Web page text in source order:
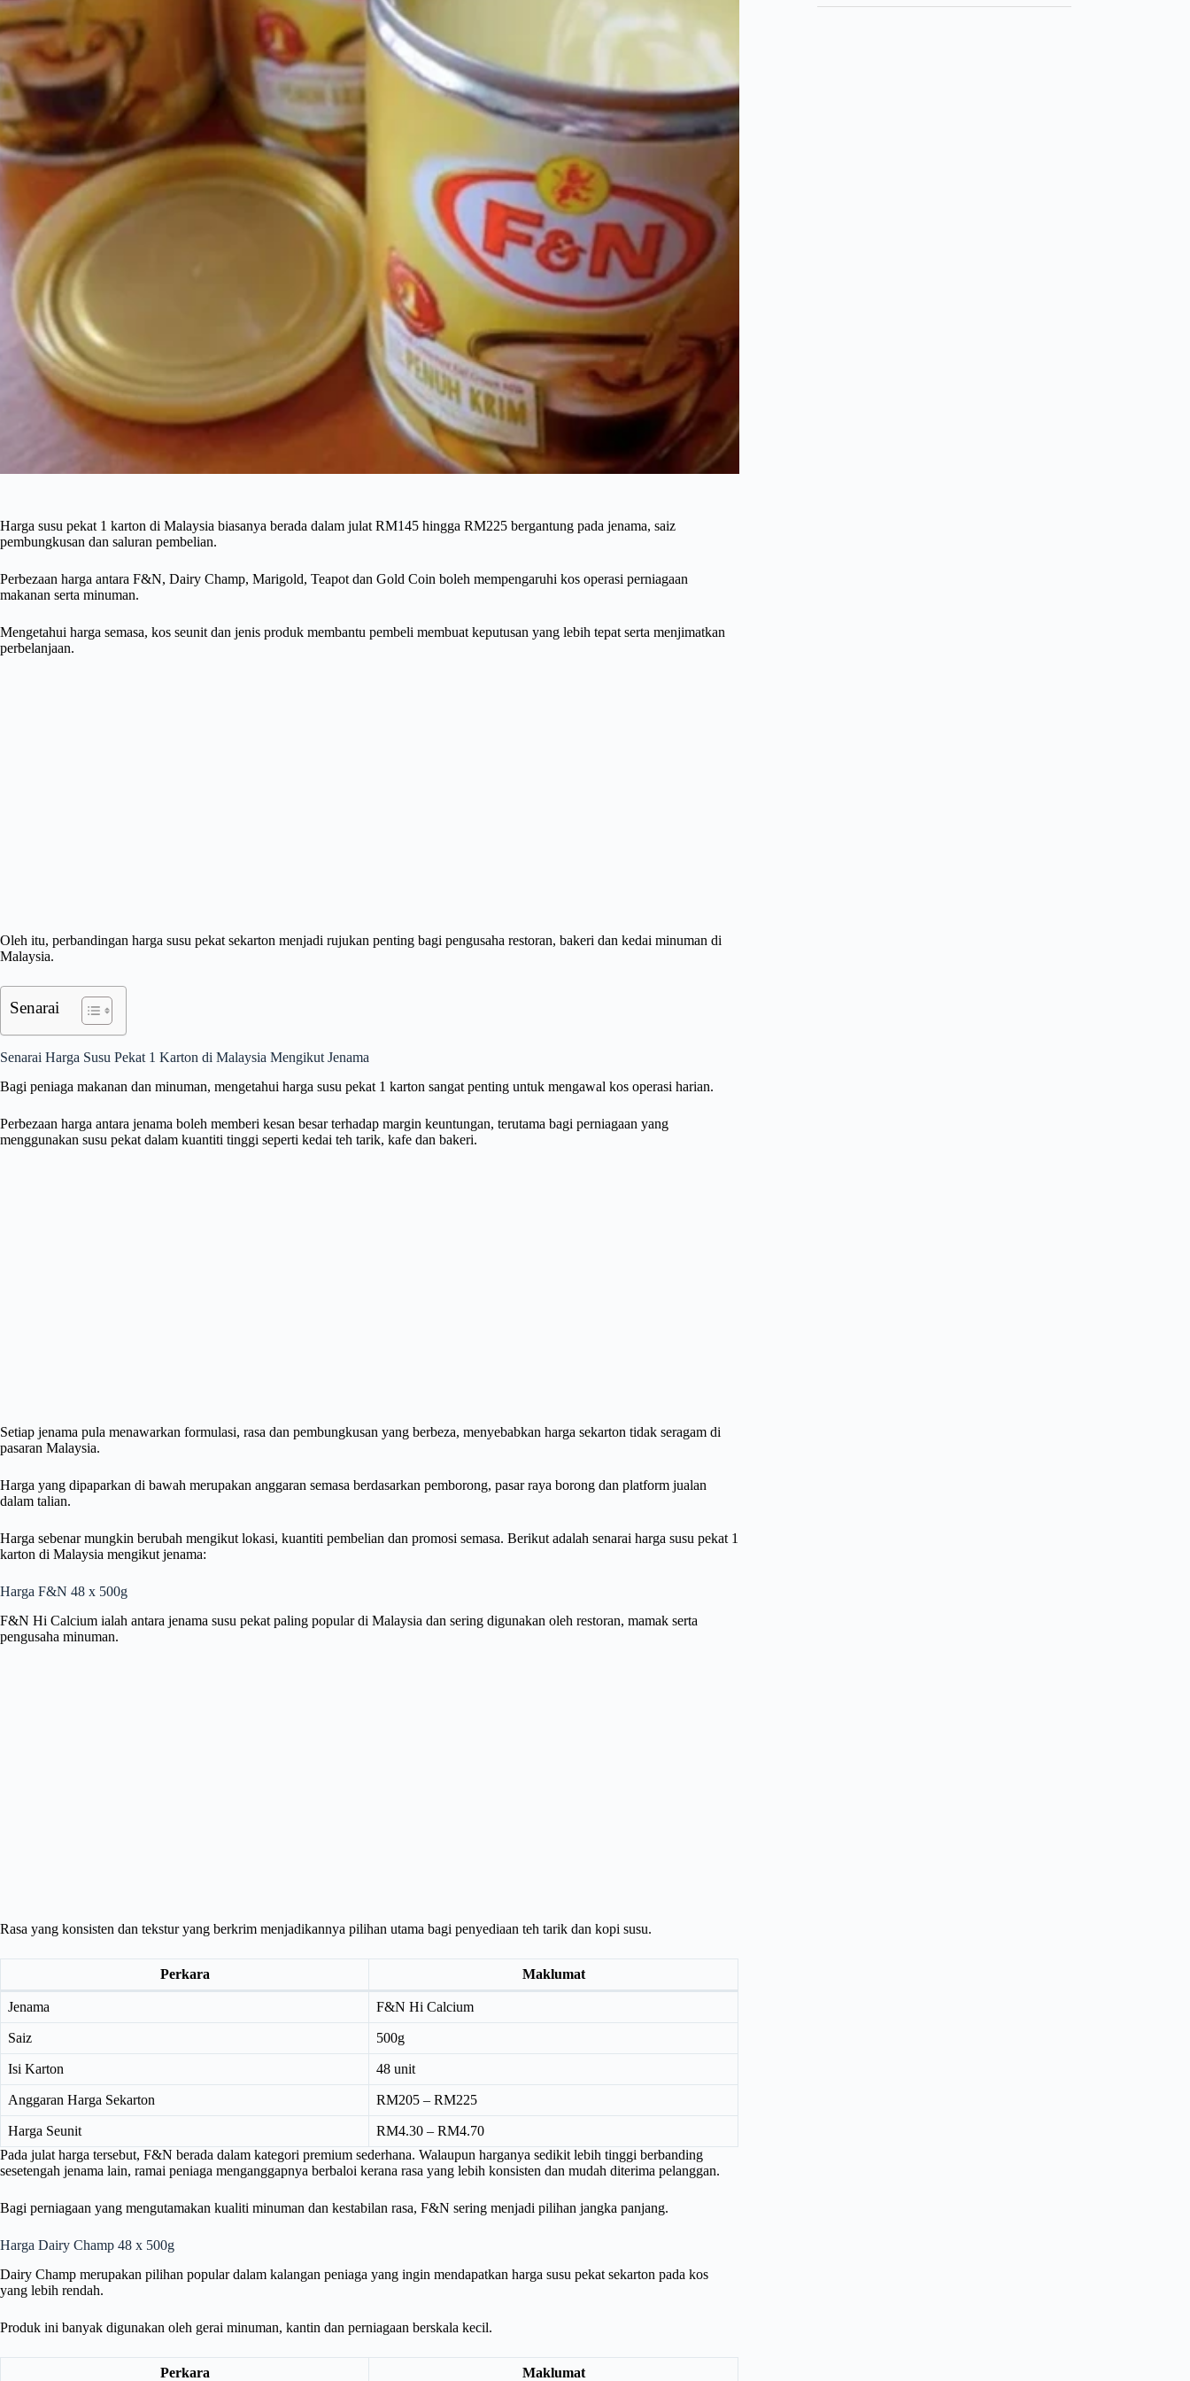
Harga susu pekat 1 karton di Malaysia biasanya berada dalam julat RM145 hingga RM225 bergantung pada jenama, saiz
pembungkusan dan saluran pembelian.
Perbezaan harga antara F&N, Dairy Champ, Marigold, Teapot dan Gold Coin boleh mempengaruhi kos operasi perniagaan
makanan serta minuman.
Mengetahui harga semasa, kos seunit dan jenis produk membantu pembeli membuat keputusan yang lebih tepat serta menjimatkan
perbelanjaan.
Oleh itu, perbandingan harga susu pekat sekarton menjadi rujukan penting bagi pengusaha restoran, bakeri dan kedai minuman di
Malaysia.
Senarai
Senarai Harga Susu Pekat 1 Karton di Malaysia Mengikut Jenama
Bagi peniaga makanan dan minuman, mengetahui harga susu pekat 1 karton sangat penting untuk mengawal kos operasi harian.
Perbezaan harga antara jenama boleh memberi kesan besar terhadap margin keuntungan, terutama bagi perniagaan yang
menggunakan susu pekat dalam kuantiti tinggi seperti kedai teh tarik, kafe dan bakeri.
Setiap jenama pula menawarkan formulasi, rasa dan pembungkusan yang berbeza, menyebabkan harga sekarton tidak seragam di
pasaran Malaysia.
Harga yang dipaparkan di bawah merupakan anggaran semasa berdasarkan pemborong, pasar raya borong dan platform jualan
dalam talian.
Harga sebenar mungkin berubah mengikut lokasi, kuantiti pembelian dan promosi semasa. Berikut adalah senarai harga susu pekat 1
karton di Malaysia mengikut jenama:
Harga F&N 48 x 500g
F&N Hi Calcium ialah antara jenama susu pekat paling popular di Malaysia dan sering digunakan oleh restoran, mamak serta
pengusaha minuman.
Rasa yang konsisten dan tekstur yang berkrim menjadikannya pilihan utama bagi penyediaan teh tarik dan kopi susu.
Perkara Maklumat
Jenama F&N Hi Calcium
Saiz 500g
Isi Karton 48 unit
Anggaran Harga Sekarton RM205 – RM225
Harga Seunit
RM4.30 – RM4.70
Pada julat harga tersebut, F&N berada dalam kategori premium sederhana. Walaupun harganya sedikit lebih tinggi berbanding
sesetengah jenama lain, ramai peniaga menganggapnya berbaloi kerana rasa yang lebih konsisten dan mudah diterima pelanggan.
Bagi perniagaan yang mengutamakan kualiti minuman dan kestabilan rasa, F&N sering menjadi pilihan jangka panjang.
Harga Dairy Champ 48 x 500g
Dairy Champ merupakan pilihan popular dalam kalangan peniaga yang ingin mendapatkan harga susu pekat sekarton pada kos
yang lebih rendah.
Produk ini banyak digunakan oleh gerai minuman, kantin dan perniagaan berskala kecil.
Perkara Maklumat